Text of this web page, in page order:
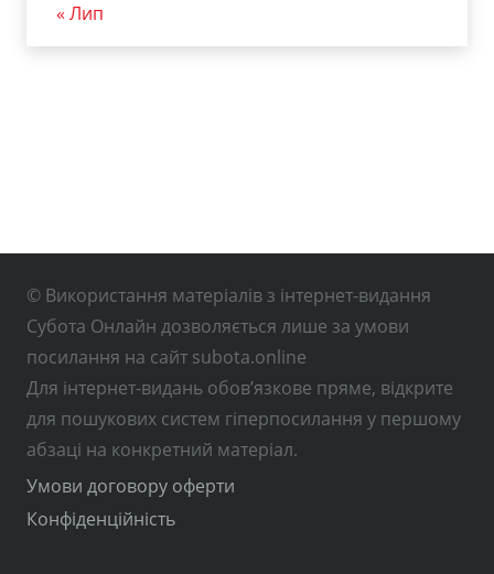
« Лип
© Використання матеріалів з інтернет-видання
Субота Онлайн дозволяється лише за умови
посилання на сайт subota.online
Для інтернет-видань обов’язкове пряме, відкрите
для пошукових систем гіперпосилання у першому
абзаці на конкретний матеріал.
Умови договору оферти
Конфіденційність